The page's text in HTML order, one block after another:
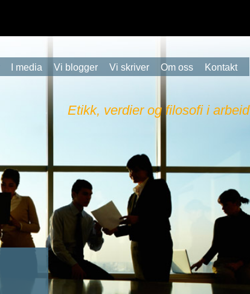
I media Vi blogger Vi skriver Om oss Kontakt
Etikk, verdier og filosofi i arbeid